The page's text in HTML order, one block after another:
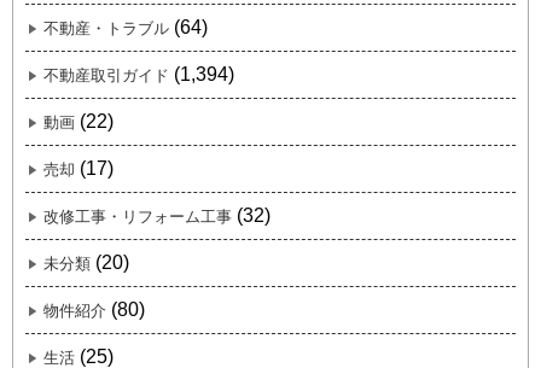
不動産・トラブル (64)
不動産取引ガイド (1,394)
動画 (22)
売却 (17)
改修工事・リフォーム工事 (32)
未分類 (20)
物件紹介 (80)
生活 (25)